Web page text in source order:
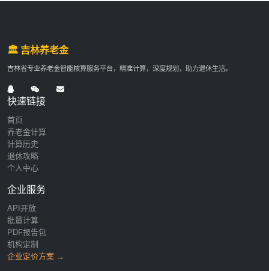
🏛️ 吉林养老金
吉林省专业养老金智能核算服务平台，精准计算，深度规划，助力退休生活。
快速链接
首页
养老金计算
计算历史
退休攻略
个人中心
企业服务
API开放
批量计算
PDF报告包
机构定制
企业定价方案 →